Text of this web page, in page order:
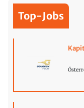
Top-Jobs